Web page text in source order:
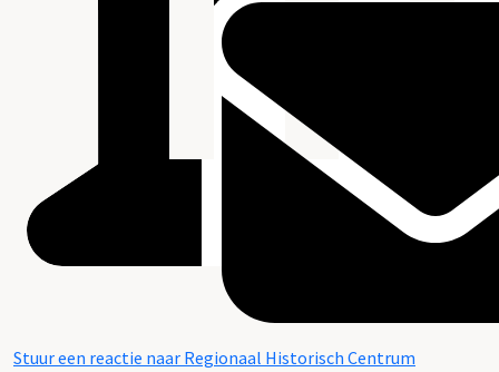
Stuur een reactie naar Regionaal Historisch Centrum